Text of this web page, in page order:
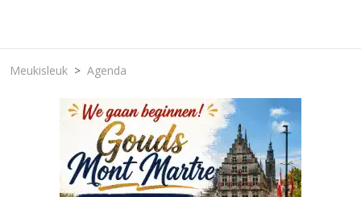
Meukisleuk Agenda